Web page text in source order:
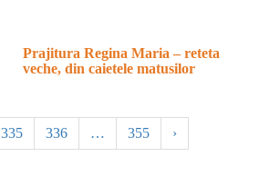
Prajitura Regina Maria – reteta
veche, din caietele matusilor
335 336 … 355 ›